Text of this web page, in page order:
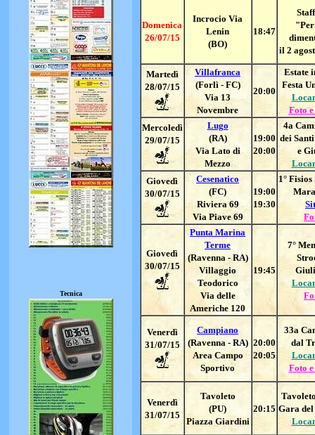
Domenica
26/07/15
Incrocio Via
Lenin
(BO)
18:47
il 2
Martedì
28/07/15
Villafranca
(Forlì - FC)
Via 13
Novembre
20:00
Estate
Festa
Foto
Mercoledì
29/07/15
Lugo
(RA)
Via Lato di
Mezzo
19:00
20:00
4a
dei
e
Giovedì
30/07/15
Cesenatico
(FC)
Riviera 69
Via Piave 69
19:00
19:30
1°
Giovedì
30/07/15
Punta Marina
Terme
(Ravenna - RA)
Villaggio
Teodorico
Via delle
Americhe 120
19:45
7°
Venerdì
31/07/15
Campiano
(Ravenna - RA)
Area Campo
Sportivo
20:00
20:05
33a
dal
Foto
Venerdì
31/07/15
Tavoleto
(PU)
Piazza Giardini
20:15 Gara
Tecnica